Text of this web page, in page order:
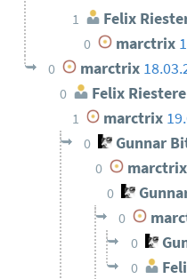
1 Felix
0 marctrix
0 marctrix
0 Felix
1 marctrix
0 Gunnar
0 marctrix
0
0
0
0